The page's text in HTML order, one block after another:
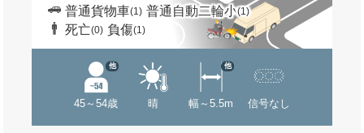
普通貨物車(1) 普通自動二輪小(1)
死亡(0) 負傷(1)
45～54歳
他
晴 幅～5.5m
他
信号なし